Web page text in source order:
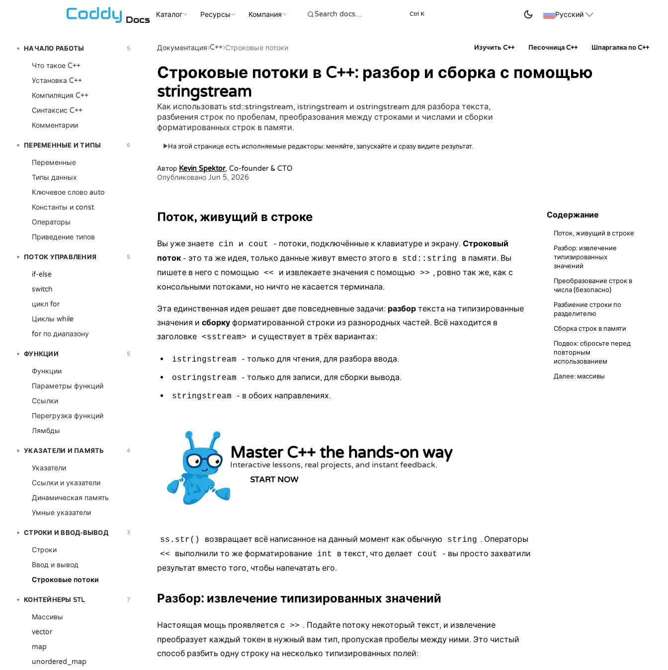
Docs Каталог Ресурсы Компания Ctrl K Русский
▾ НАЧАЛО РАБОТЫ 5
Что такое C++
Установка C++
Компиляция C++
Синтаксис C++
Комментарии
▾ ПЕРЕМЕННЫЕ И ТИПЫ 6
Переменные
Типы данных
Ключевое слово auto
Константы и const
Операторы
Приведение типов
▾ ПОТОК УПРАВЛЕНИЯ 5
if-else
switch
цикл for
Циклы while
for по диапазону
▾ ФУНКЦИИ 5
Функции
Параметры функций
Ссылки
Перегрузка функций
Лямбды
▾ УКАЗАТЕЛИ И ПАМЯТЬ 4
Указатели
Ссылки и указатели
Динамическая память
Умные указатели
▾ СТРОКИ И ВВОД-ВЫВОД 3
Строки
Ввод и вывод
Строковые потоки
▾ КОНТЕЙНЕРЫ STL 7
Массивы
vector
map
unordered_map
Документация›C++›Строковые потоки Изучить C++ Песочница C++ Шпаргалка по C++
Строковые потоки в C++: разбор и сборка с помощью
stringstream
Как использовать std::stringstream, istringstream и ostringstream для разбора текста,
разбиения строк по пробелам, преобразования между строками и числами и сборки
форматированных строк в памяти.
▶На этой странице есть исполняемые редакторы: меняйте, запускайте и сразу видите результат.
Автор Kevin Spektor, Co-founder & CTO
Опубликовано Jun 5, 2026
Поток, живущий в строке
Вы уже знаете cin и cout - потоки, подключённые к клавиатуре и экрану. Строковый
поток - это та же идея, только данные живут вместо этого в std::string
в памяти. Вы
пишете в него с помощью
<< и извлекаете значения с помощью >> , ровно так же, как с
консольными потоками, но ничто не касается терминала.
Эта единственная идея решает две повседневные задачи: разбор текста на типизированные
значения и сборку форматированной строки из разнородных частей. Всё находится в
заголовке <sstream> и существует в трёх вариантах:
istringstream - только для чтения, для разбора ввода.
ostringstream - только для записи, для сборки вывода.
stringstream - в обоих направлениях.
Master C++ the hands-on way
Interactive lessons, real projects, and instant feedback.
START NOW
ss.str() возвращает всё написанное на данный момент как обычную string . Операторы
<< выполнили то же форматирование int в текст, что делает cout
- вы просто захватили
результат вместо того, чтобы напечатать его.
Разбор: извлечение типизированных значений
Настоящая мощь проявляется с >> . Подайте потоку некоторый текст, и извлечение
преобразует каждый токен в нужный вам тип, пропуская пробелы между ними. Это чистый
способ разбить одну строку на несколько типизированных полей:
Содержание
Поток, живущий в строке
Разбор: извлечение
типизированных
значений
Преобразование строк в
числа (безопасно)
Разбиение строки по
разделителю
Сборка строк в памяти
Подвох: сбросьте перед
повторным
использованием
Далее: массивы